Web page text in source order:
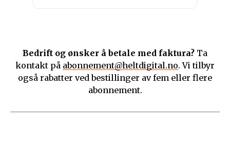
Bedrift og ønsker å betale med faktura? Ta
kontakt på abonnement@heltdigital.no. Vi tilbyr
også rabatter ved bestillinger av fem eller flere
abonnement.